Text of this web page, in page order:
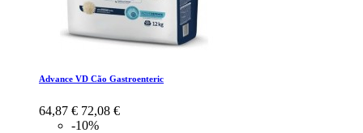
Advance VD Cão Gastroenteric
64,87 € 72,08 €
-10%